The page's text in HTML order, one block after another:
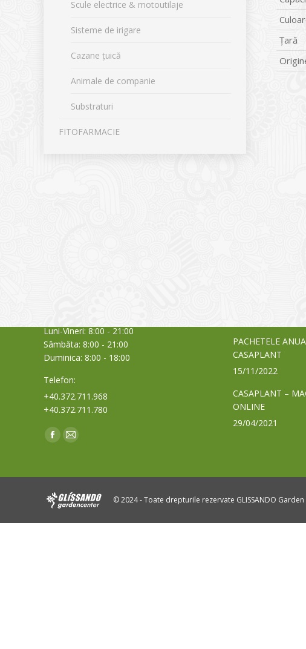
Țară
Scule electrice & motoutilaje
Sisteme de irigare
Cazane țuică
Animale de companie
Substraturi
FITOFARMACIE
Luni-Vineri: 8:00 - 21:00
Sâmbăta: 8:00 - 21:00
Duminica: 8:00 - 18:00
Telefon:
+40.372.711.968
+40.372.711.780
Find us on:
Facebook
new
Mail
new
PACHETELE
CASAPLANT
15/11/2022
CASAPLANT –
ONLINE
29/04/2021
© 2024 - Toate drepturile rezervate GLISSANDO Garden